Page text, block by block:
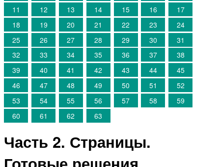
11
12 13 14 15 16
17
18
19 20 21 22 23
24
25
26 27 28 29 30
31
32
33 34 35 36 37
38
39
40 41 42 43 44
45
46
47 48 49 50 51
52
53
54 55 56 57 58
59
60
61 62 63
Часть 2. Страницы.